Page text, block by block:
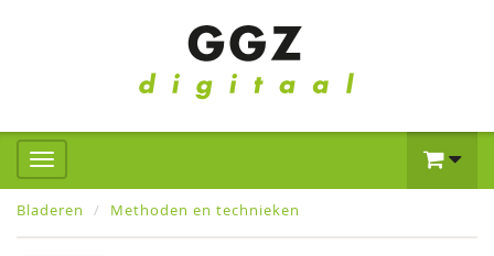
Bladeren Methoden en technieken